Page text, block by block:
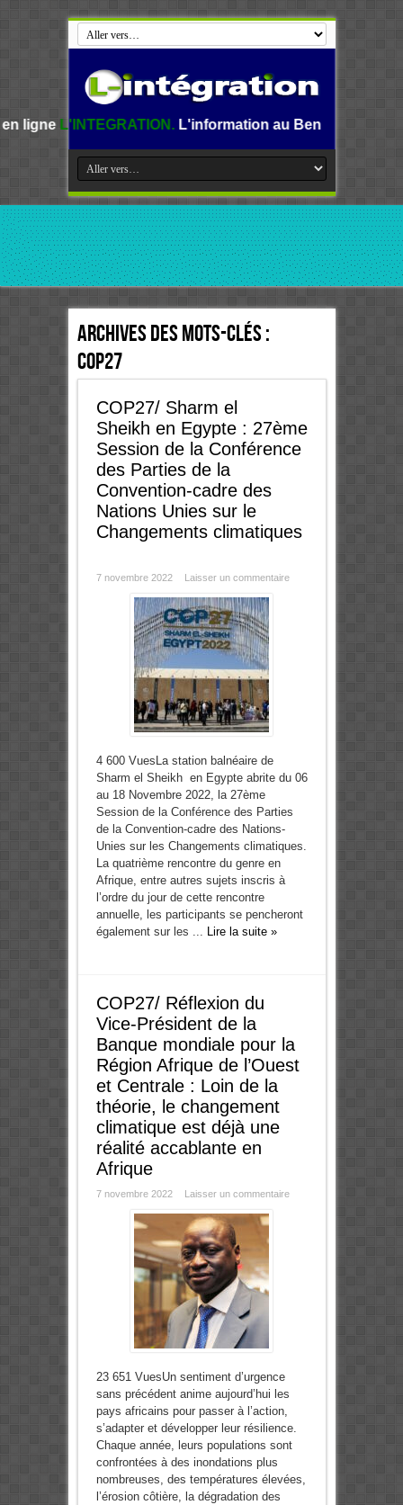
L'information au Benin, en Afrique et dans le
Archives des mots-clés :
COP27
COP27/ Sharm el
Sheikh en Egypte : 27ème
Session de la Conférence
des Parties de la
Convention-cadre des
Nations Unies sur le
Changements climatiques
7 novembre 2022 Laisser un commentaire
4 600 VuesLa station balnéaire de
Sharm el Sheikh en Egypte abrite du 06
au 18 Novembre 2022, la 27ème
Session de la Conférence des Parties
de la Convention-cadre des Nations-
Unies sur les Changements climatiques.
La quatrième rencontre du genre en
Afrique, entre autres sujets inscris à
l’ordre du jour de cette rencontre
annuelle, les participants se pencheront
également sur les ... Lire la suite »
COP27/ Réflexion du
Vice-Président de la
Banque mondiale pour la
Région Afrique de l’Ouest
et Centrale : Loin de la
théorie, le changement
climatique est déjà une
réalité accablante en
Afrique
7 novembre 2022 Laisser un commentaire
23 651 VuesUn sentiment d’urgence
sans précédent anime aujourd’hui les
pays africains pour passer à l’action,
s’adapter et développer leur résilience.
Chaque année, leurs populations sont
confrontées à des inondations plus
nombreuses, des températures élevées,
l’érosion côtière, la dégradation des